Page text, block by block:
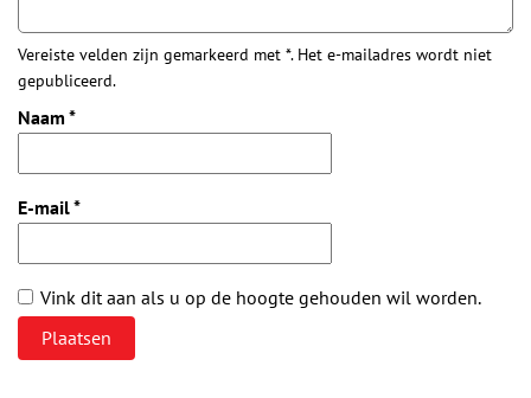
Vereiste velden zijn gemarkeerd met *. Het e-mailadres wordt niet
gepubliceerd.
Naam *
E-mail*
Vink dit aan als u op de hoogte gehouden wil worden.